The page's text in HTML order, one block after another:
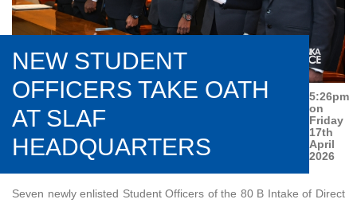
NEW STUDENT
OFFICERS TAKE OATH
AT SLAF
HEADQUARTERS
5:26pm
on
Friday
17th
April
2026
Seven newly enlisted Student Officers of the 80 B Intake of Direct